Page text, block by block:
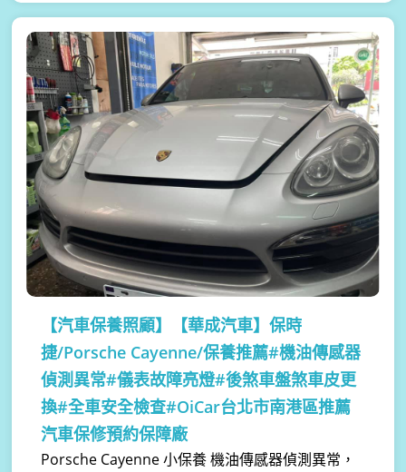
【汽車保養照顧】
【華成汽車】保時
捷/Porsche Cayenne/保養推薦#機油傳感器
偵測異常#儀表故障亮燈#後煞車盤煞車皮更
換#全車安全檢查#OiCar台北市南港區推薦
汽車保修預約保障廠
Porsche Cayenne 小保養 機油傳感器偵測異常，